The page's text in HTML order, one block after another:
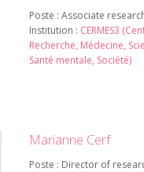
Poste : Associate
Institution : CERMES3
Recherche, Médecine,
Santé mentale, Société)
Marianne Cerf
Poste : Director of